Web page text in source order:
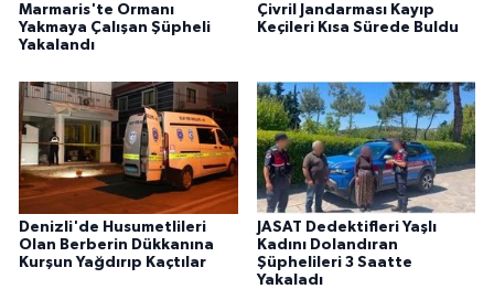
Marmaris'te Ormanı
Yakmaya Çalışan Şüpheli
Yakalandı
Çivril Jandarması Kayıp
Keçileri Kısa Sürede Buldu
Denizli'de Husumetlileri
Olan Berberin Dükkanına
Kurşun Yağdırıp Kaçtılar
JASAT Dedektifleri Yaşlı
Kadını Dolandıran
Şüphelileri 3 Saatte
Yakaladı